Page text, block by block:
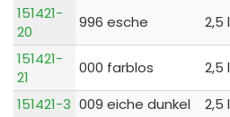
151421-
20
996 esche 2,5
151421-
21
000 farblos 2,5
151421-3 009 eiche dunkel 2,5